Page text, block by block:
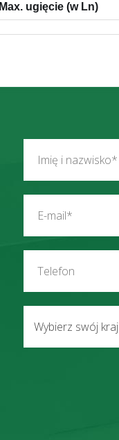
Max. ugięcie (w Ln)
Wybierz swój